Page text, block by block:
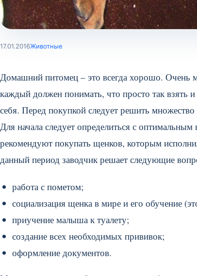
17.01.2016Животные
Домашний питомец – это всегда хорошо. Очень
каждый должен понимать, что просто так взять
себя. Перед покупкой следует решить
Для начала следует определиться с
рекомендуют покупать щенков, которым
данный период заводчик решает следующие
работа с пометом;
социализация щенка в мире и его обучение
приучение малыша к туалету;
создание всех необходимых прививок;
оформление документов.